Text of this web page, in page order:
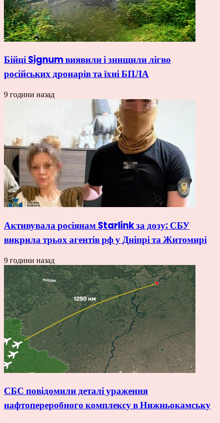
Бійці Signum виявили і знищили лігво
російських дронарів та їхні БПЛА
9 години назад
Активувала росіянам Starlink за дозу: СБУ
викрила трьох агентів рф у Дніпрі та Житомирі
9 години назад
СБС повідомили деталі ураження
нафтопереробного комплексу в Нижньокамську